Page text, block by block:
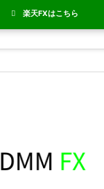
楽天FX